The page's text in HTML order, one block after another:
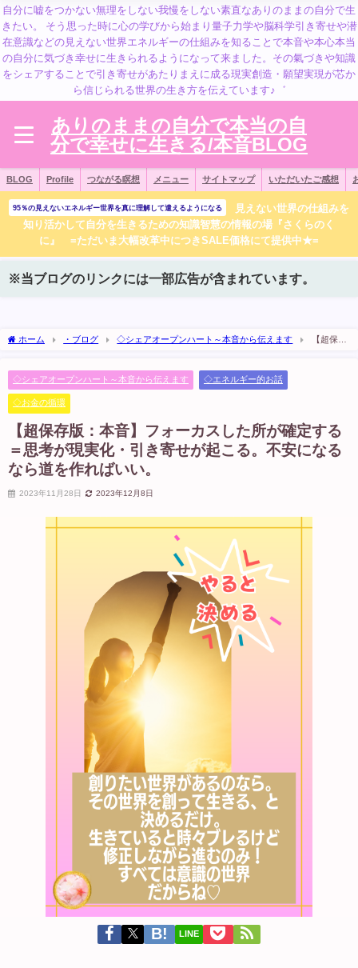
自分に嘘をつかない無理をしない我慢をしない素直なありのままの自分で生
きたい。 そう思った時に心の学びから始まり量子力学や脳科学引き寄せや潜
在意識などの見えない世界エネルギーの仕組みを知ることで本音や本心本当
の自分に気づき幸せに生きられるようになって来ました。その氣づきや知識
をシェアすることで引き寄せがあたりまえに成る現実創造・願望実現が芯か
ら信じられる世界の生き方を伝えています♪゛
ありのままの自分で本当の自
分で幸せに生きる/本音BLOG
BLOG Profile つながる瞑想 メニュー サイトマップ いただいたご感想
95％の見えないエネルギー世界を真に理解して遣えるようになる
見えない世界の仕組みを
知り活かして自分を生きるための知識智慧の情報の場『さくらのく
に』 =ただいま大幅改革中につきSALE価格にて提供中★=
※当ブログのリンクには一部広告が含まれています。
ホーム ・ブログ ◇シェアオープンハート～本音から伝えます
【超保存
◇シェアオープンハート～本音から伝えます
◇エネルギー的お話
◇お金の循環
【超保存版：本音】フォーカスした所が確定する
＝思考が現実化・引き寄せが起こる。不安になる
なら道を作ればいい。
2023年11月28日 2023年12月8日
LINE